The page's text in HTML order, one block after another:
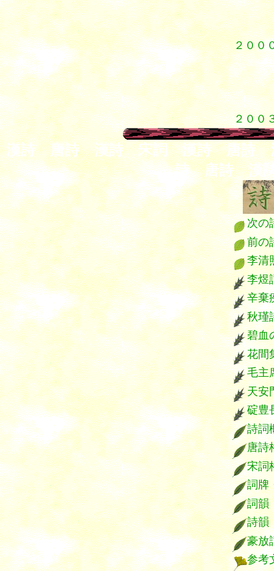
２００
１
１
１
１
２００
漢詩 唐詩 漢詩 宋詞 漢詩 唐詩
詩 唐詩 漢
次の
前
李清
李煜
辛
秋瑾
碧血
花間
毛主
天
碇豊
詩詞
唐詩
宋詞
詞牌
詞韻
詩韻
豪放
参考